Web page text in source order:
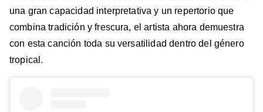
una gran capacidad interpretativa y un repertorio que
combina tradición y frescura, el artista ahora demuestra
con esta canción toda su versatilidad dentro del género
tropical.